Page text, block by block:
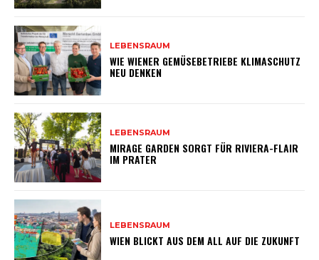
LEBENSRAUM
WIE WIENER GEMÜSEBETRIEBE KLIMASCHUTZ
NEU DENKEN
LEBENSRAUM
MIRAGE GARDEN SORGT FÜR RIVIERA-FLAIR
IM PRATER
LEBENSRAUM
WIEN BLICKT AUS DEM ALL AUF DIE ZUKUNFT